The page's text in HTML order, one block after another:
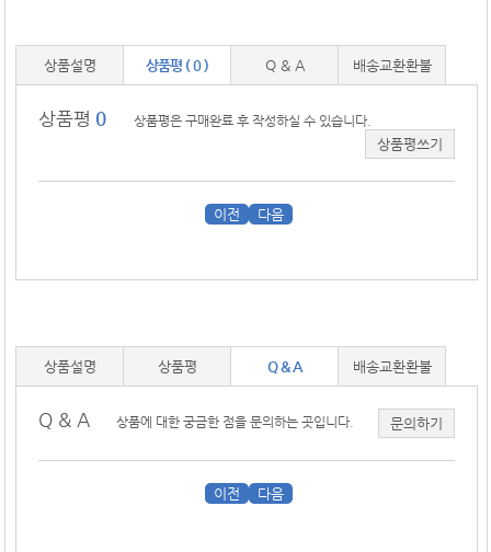
상품설명 상품평 ( 0 ) Q & A 배송교환환불
상품평 0 상품평은 구매완료 후 작성하실 수 있습니다.
상품평쓰기
이전 다음
상품설명 상품평 Q & A 배송교환환불
Q & A 상품에 대한 궁금한 점을 문의하는 곳입니다. 문의하기
이전 다음